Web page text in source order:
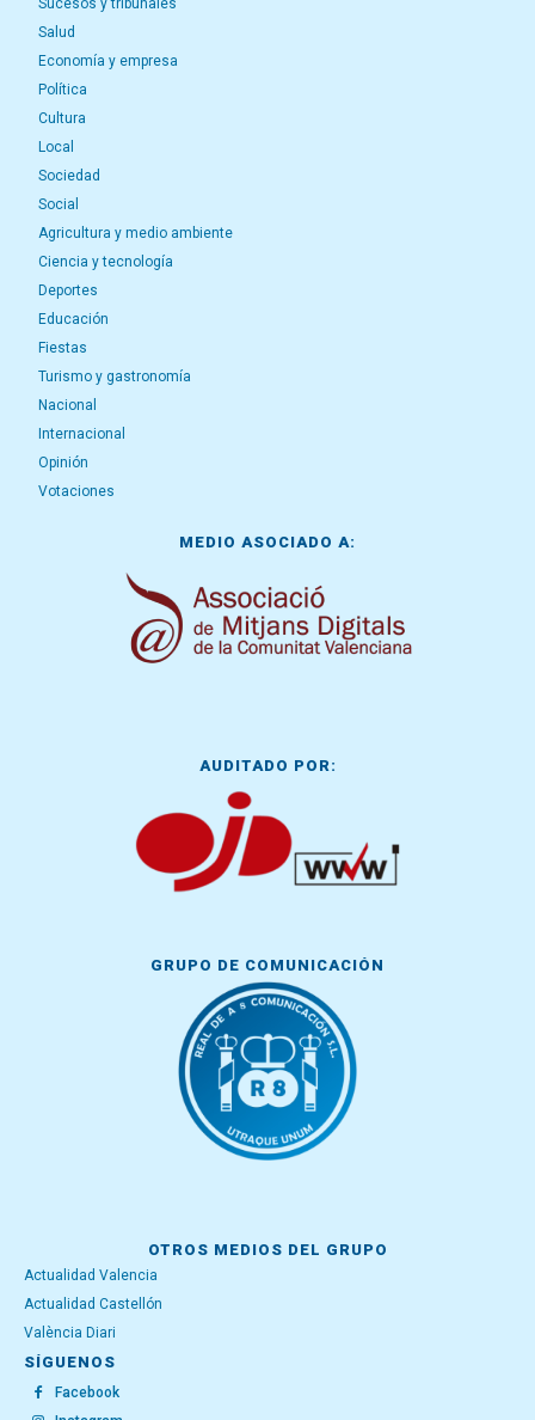
Sucesos y tribunales
Salud
Economía y empresa
Política
Cultura
Local
Sociedad
Social
Agricultura y medio ambiente
Ciencia y tecnología
Deportes
Educación
Fiestas
Turismo y gastronomía
Nacional
Internacional
Opinión
Votaciones
MEDIO ASOCIADO A:
AUDITADO POR:
GRUPO DE COMUNICACIÓN
OTROS MEDIOS DEL GRUPO
Actualidad Valencia
Actualidad Castellón
València Diari
SÍGUENOS
Facebook